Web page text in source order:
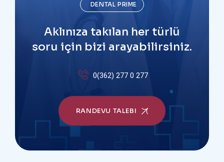
DENTAL PRIME
Aklınıza takılan her türlü
soru için bizi arayabilirsiniz.
0(362) 277 0 277
RANDEVU TALEBI